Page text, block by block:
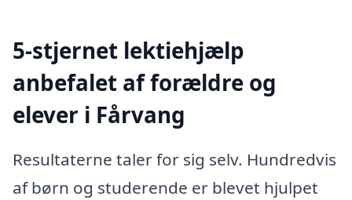
5-stjernet lektiehjælp
anbefalet af forældre og
elever i Fårvang
Resultaterne taler for sig selv. Hundredvis
af børn og studerende er blevet hjulpet